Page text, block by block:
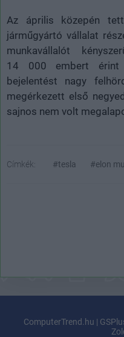
Az április közepén
járműgyártó vállalat
munkavállalót
14 000 embert érint
bejelentést nagy
megérkezett első
sajnos nem volt
Címkék: #tesla #elon
ComputerTrend.hu |